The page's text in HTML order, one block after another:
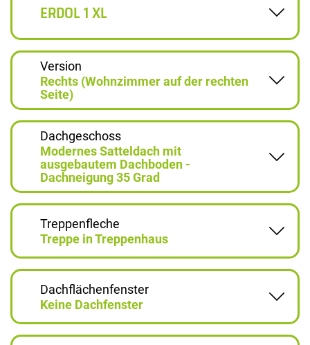
ERDOL 1 XL
Version
Rechts (Wohnzimmer auf der rechten
Seite)
Dachgeschoss
Modernes Satteldach mit
ausgebautem Dachboden -
Dachneigung 35 Grad
Treppenfleche
Treppe in Treppenhaus
Dachflächenfenster
Keine Dachfenster